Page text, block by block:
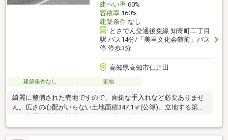
建ぺい率60%
容積率160%
建築条件なし
とさでん交通後免線 知寄町二丁目
駅 バス14分/「美里文化会館前」バス
停 停歩3分
高知県高知市仁井田
建築条件なし 更地
綺麗に整備された売地ですので、面倒な手入れなど必要ありませ
ん。広さの心配がいらない土地面積347.1㎡(公簿)。立地する第一
スビルの建設も許可されていない地域です。接道の幅が15m以上
あるのでスムーズな車の出し入れが可能です。